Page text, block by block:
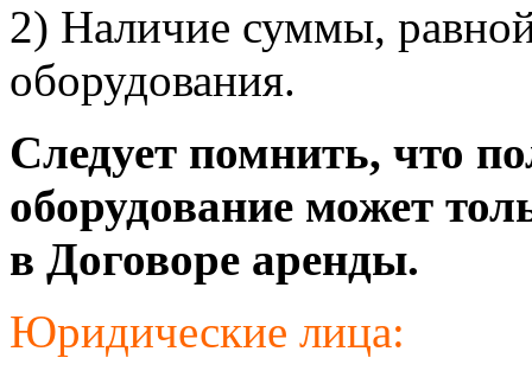
2) Наличие суммы,
оборудования.
Следует помнить, что
оборудование может
в Договоре аренды.
Юридические лица: